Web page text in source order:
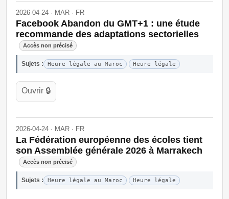
2026-04-24 · MAR · FR
Facebook Abandon du GMT+1 : une étude
recommande des adaptations sectorielles
Accès non précisé
Sujets : Heure légale au Maroc Heure légale
Ouvrir 🔒
2026-04-24 · MAR · FR
La Fédération européenne des écoles tient
son Assemblée générale 2026 à Marrakech
Accès non précisé
Sujets : Heure légale au Maroc Heure légale